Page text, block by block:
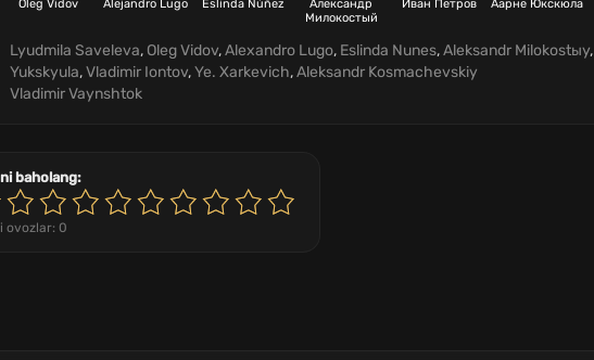
Oleg Vidov Alejandro Lugo Eslinda Núñez
Александр
Милокостый
Иван Петров Аарне Юкскюла
Lyudmila Saveleva, Oleg Vidov,Alexandro Lugo, Eslinda Nunes,Aleksandr Milokostыy,
Yukskyula,Vladimir Iontov,Ye. Xarkevich,Aleksandr Kosmachevskiy
Vladimir Vaynshtok
baholang:
ovozlar: 0